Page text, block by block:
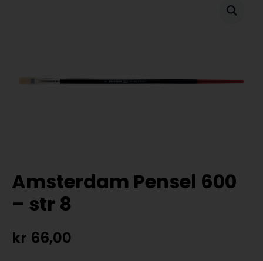
Amsterdam Pensel 600
– str 8
kr 66,00